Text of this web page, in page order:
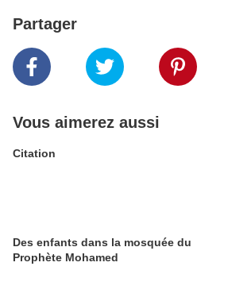
Partager
Vous aimerez aussi
Citation
Des enfants dans la mosquée du
Prophète Mohamed